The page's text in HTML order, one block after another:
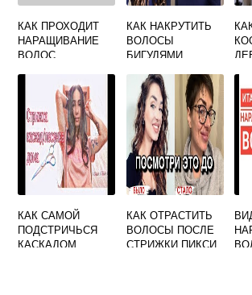
КАК ПРОХОДИТ
НАРАЩИВАНИЕ
ВОЛОС
КАК НАКРУТИТЬ
ВОЛОСЫ
БИГУДЯМИ
КАК САМОЙ
ПОДСТРИЧЬСЯ
КАСКАДОМ
КАК ОТРАСТИТЬ
ВОЛОСЫ ПОСЛЕ
СТРИЖКИ ПИКСИ